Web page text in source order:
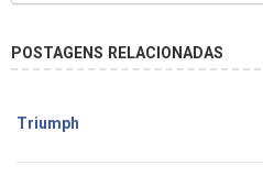
POSTAGENS RELACIONADAS
Triumph